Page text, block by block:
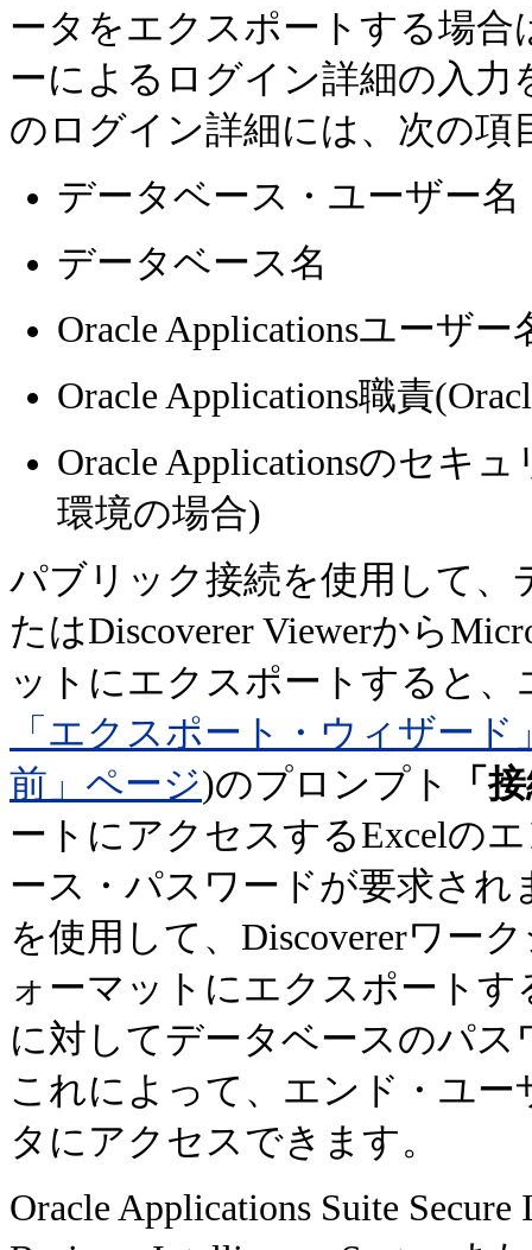
ータをエクスポートする場合
ーによるログイン詳細の入
のログイン詳細には、次の項
データベース・ユーザー名
データベース名
Oracle Applicationsユーザ
Oracle Applications職責
Oracle Applicationsのセキ
環境の場合)
パブリック接続を使用して、
たはDiscoverer Viewerから
ットにエクスポートすると
「エクスポート・ウィザー
前」ページ)のプロンプト
「
ートにアクセスするExcelの
ース・パスワードが要求さ
を使用して、Discovererワー
ォーマットにエクスポート
に対してデータベースのパ
これによって、エンド・ユー
タにアクセスできます。
Oracle Applications Suite